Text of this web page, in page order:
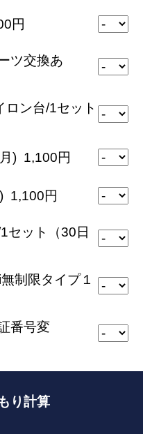
円
ツ交換あ
ロン台/1セット
) 1,100円
1,100円
セット（30日
制限タイプ１
番号変
り計算